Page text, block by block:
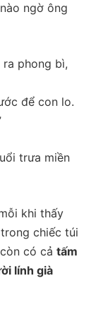
ngờ ông
phong bì,
để con lo.
trưa miền
khi thấy
chiếc túi
có cả tấm
lính già